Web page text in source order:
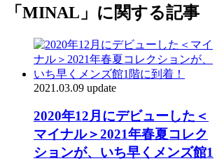
「MINAL」に関する記事
2021.03.09 update
2020年12月にデビューした＜
マイナル＞2021年春夏コレク
ションが、いち早くメンズ館1